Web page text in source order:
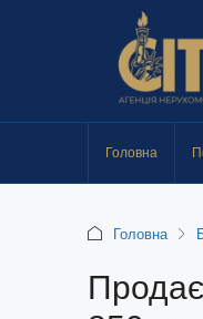
Головна
Головна